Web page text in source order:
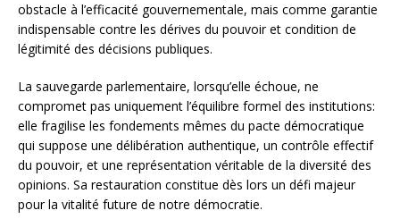
obstacle à l’efficacité gouvernementale, mais comme garantie
indispensable contre les dérives du pouvoir et condition de
légitimité des décisions publiques.
La sauvegarde parlementaire, lorsqu’elle échoue, ne
compromet pas uniquement l’équilibre formel des institutions:
elle fragilise les fondements mêmes du pacte démocratique
qui suppose une délibération authentique, un contrôle effectif
du pouvoir, et une représentation véritable de la diversité des
opinions. Sa restauration constitue dès lors un défi majeur
pour la vitalité future de notre démocratie.